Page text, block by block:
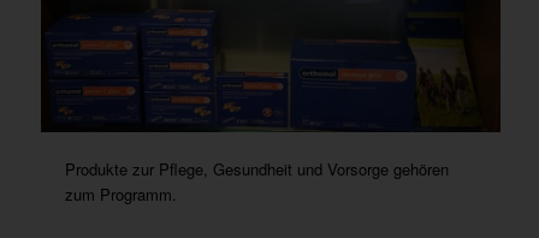
Produkte zur Pflege, Gesundheit und Vorsorge gehören
zum Programm.